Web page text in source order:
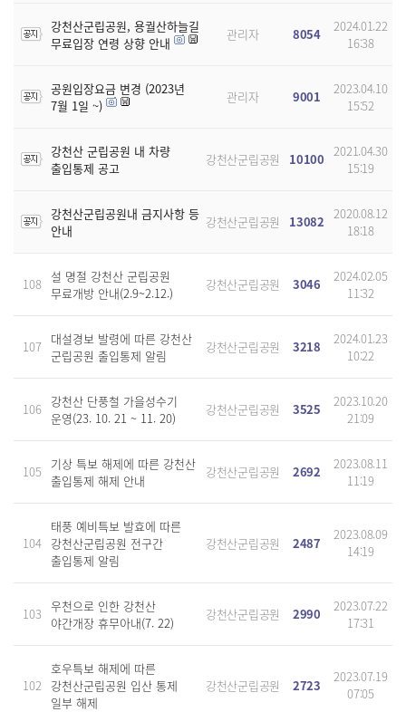
강천산군립공원, 용궐산하늘길
무료입장 연령 상향 안내
관리자 8054
2024.01.22
16:38
공원입장요금 변경 (2023년
7월 1일 ~)
관리자 9001
2023.04.10
15:52
강천산 군립공원 내 차량
출입통제 공고
강천산군립공원 10100
2021.04.30
15:19
강천산군립공원내 금지사항 등
안내
강천산군립공원 13082
2020.08.12
18:18
108
설 명절 강천산 군립공원
무료개방 안내(2.9~2.12.)
강천산군립공원 3046
2024.02.05
11:32
107
대설경보 발령에 따른 강천산
군립공원 출입통제 알림
강천산군립공원 3218
2024.01.23
10:22
106
강천산 단풍철 가을성수기
운영(23. 10. 21 ~ 11. 20)
강천산군립공원 3525
2023.10.20
21:09
105
기상 특보 해제에 따른 강천산
출입통제 해제 안내
강천산군립공원 2692
2023.08.11
11:19
104
태풍 예비특보 발효에 따른
강천산군립공원 전구간
출입통제 알림
강천산군립공원 2487
2023.08.09
14:19
103 우천으로 인한 강천산
야간개장 휴무아내(7. 22)
강천산군립공원 2990
2023.07.22
17:31
102
호우특보 해제에 따른
강천산군립공원 입산 통제
일부 해제
강천산군립공원 2723
2023.07.19
07:05